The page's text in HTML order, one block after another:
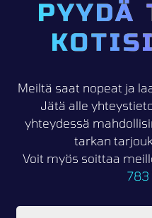
PYYDÄ
Meiltä saat nopeat ja
Jätä alle
yhteydessä
tarkan
Voit myös soittaa
783